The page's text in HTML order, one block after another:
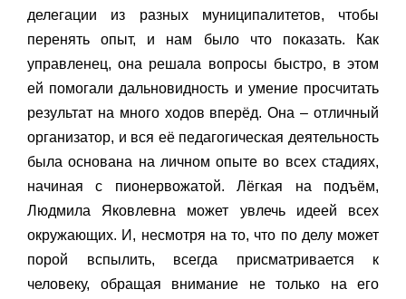
делегации из разных муниципалитетов, чтобы
перенять опыт, и нам было что показать. Как
управленец, она решала вопросы быстро, в этом
ей помогали дальновидность и умение просчитать
результат на много ходов вперёд. Она – отличный
организатор, и вся её педагогическая деятельность
была основана на личном опыте во всех стадиях,
начиная с пионервожатой. Лёгкая на подъём,
Людмила Яковлевна может увлечь идеей всех
окружающих. И, несмотря на то, что по делу может
порой вспылить, всегда присматривается к
человеку, обращая внимание не только на его